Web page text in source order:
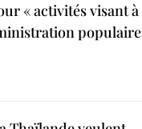
« activités visant à
populaire